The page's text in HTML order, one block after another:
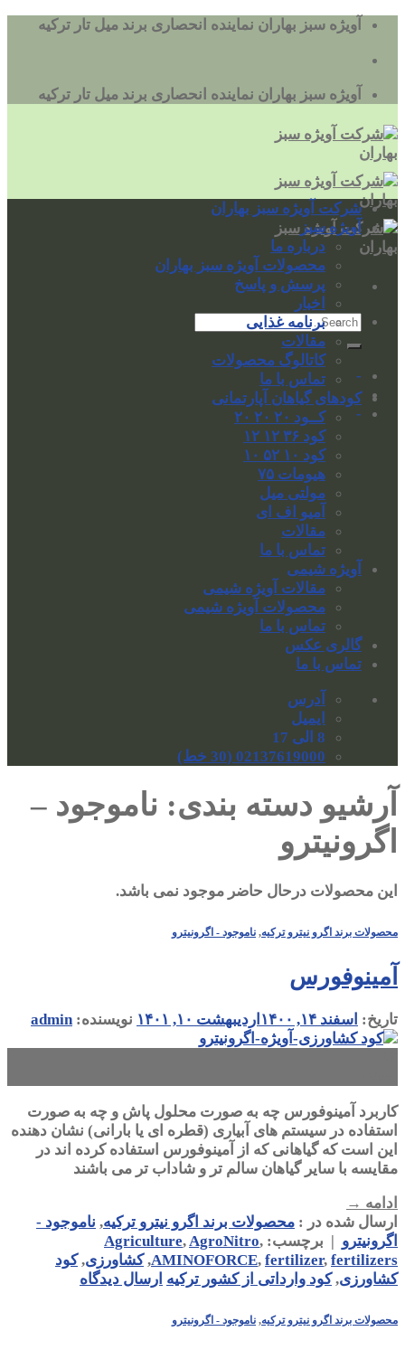
بروید
آویژه سبز بهاران نماینده انحصاری برند میل تار ترکیه
آویژه سبز بهاران نماینده انحصاری برند میل تار ترکیه
-
-
شرکت آویژه سبز بهاران
آویژه سبز
درباره ما
محصولات آویژه سبز بهاران
پرسش و پاسخ
اخبار
برنامه غذایی
مقالات
کاتالوگ محصولات
تماس با ما
کودهای گیاهان آپارتمانی
کــود ۲۰ ۲۰ ۲۰
کود ۳۶ ۱۲ ۱۲
کود ۱۰ ۵۲ ۱۰
هیومات ۷۵
مولتی میل
آمیو اف ای
مقالات
تماس با ما
آویژه شیمی
مقالات آویژه شیمی
محصولات آویژه شیمی
تماس با ما
گالری عکس
تماس با ما
آدرس
ایمیل
8 الی 17
02137619000 (30 خط)
آرشیو دسته بندی: ناموجود –
اگرونیترو
این محصولات درحال حاضر موجود نمی باشد.
محصولات برند اگرو نیترو ترکیه, ناموجود - اگرونیترو
آمینوفورس
تاریخ: اسفند ۱۴, ۱۴۰۰ اردیبهشت ۱۰, ۱۴۰۱ نویسنده:admin
کاربرد آمینوفورس چه به صورت محلول پاش و چه به صورت
استفاده در سیستم های آبیاری (قطره ای یا بارانی) نشان دهنده
این است که گیاهانی که از آمینوفورس استفاده کرده اند در
مقایسه با سایر گیاهان سالم تر و شاداب تر می باشند
ادامه →
ارسال شده در : محصولات برند اگرو نیترو ترکیه, ناموجود -
اگرونیترو | برچسب: Agriculture,AgroNitro,
AMINOFORCE, fertilizer, fertilizers
,کشاورزی,کود
کشاورزی,کود وارداتی از کشور ترکیه ارسال دیدگاه
محصولات برند اگرو نیترو ترکیه, ناموجود - اگرونیترو